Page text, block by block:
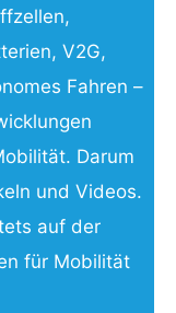
V2G,
Fahren –
Darum
und Videos.
auf der
für Mobilität